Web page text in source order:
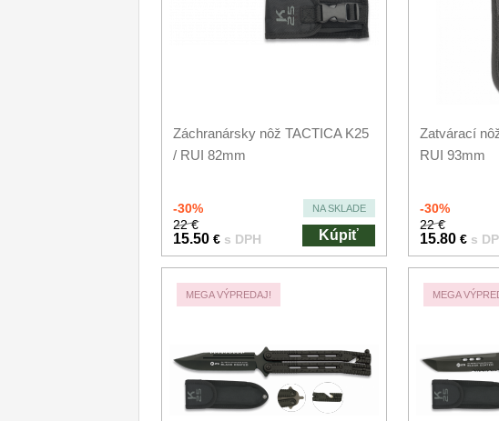
Záchranársky nôž TACTICA K25
/ RUI 82mm
-30% NA SKLADE
22 €
15.50 € s DPH Kúpiť
Zatvárací
RUI 93mm
-30%
22 €
15.80 € s
MEGA VÝPREDAJ! MEGA